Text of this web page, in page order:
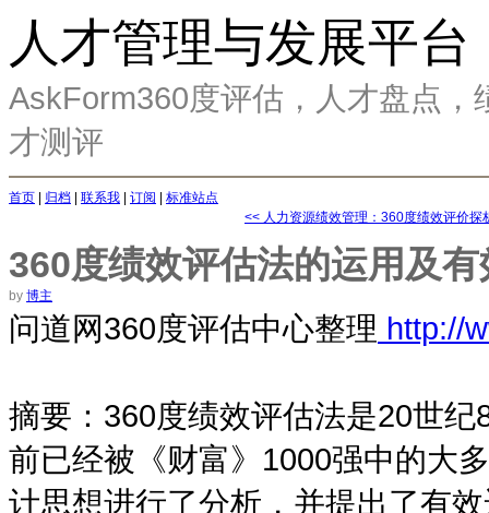
人才管理与发展平台
AskForm360度评估，人才盘点
才测评
首页 归档 联系我 订阅
标准站点
<< 人力资源绩效管理：360度绩效评价探
360度绩效评估法的运用及
by 博主
问道网360度评估中心整理 http://
摘要：360度绩效评估法是20世
前已经被《财富》1000强中的大
计思想进行了分析，并提出了有